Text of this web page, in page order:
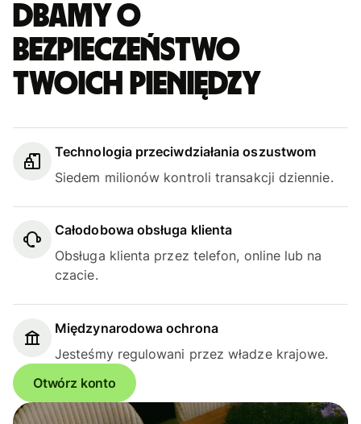
Dbamy o
bezpieczeństwo
Twoich pieniędzy
Technologia przeciwdziałania oszustwom
Siedem milionów kontroli transakcji dziennie.
Całodobowa obsługa klienta
Obsługa klienta przez telefon, online lub na
czacie.
Międzynarodowa ochrona
Jesteśmy regulowani przez władze krajowe.
Otwórz konto